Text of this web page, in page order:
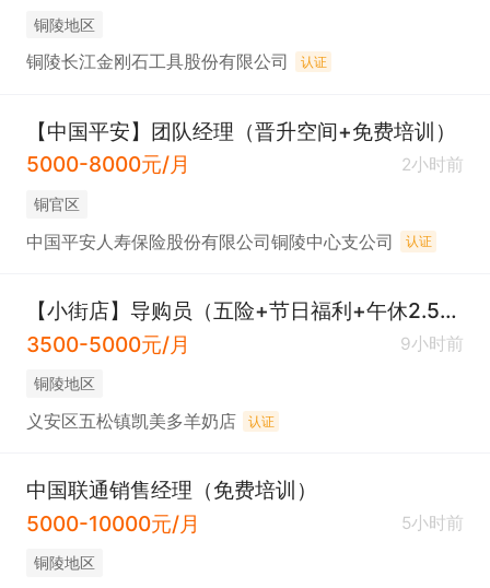
铜陵地区
铜陵长江金刚石工具股份有限公司 认证
【中国平安】团队经理（晋升空间+免费培训）
5000-8000元/月
2小时前
铜官区
中国平安人寿保险股份有限公司铜陵中心支公司 认证
【小街店】导购员（五险+节日福利+午休2.5小时+早八晚五）
3500-5000元/月
9小时前
铜陵地区
义安区五松镇凯美多羊奶店 认证
中国联通销售经理（免费培训）
5000-10000元/月
5小时前
铜陵地区